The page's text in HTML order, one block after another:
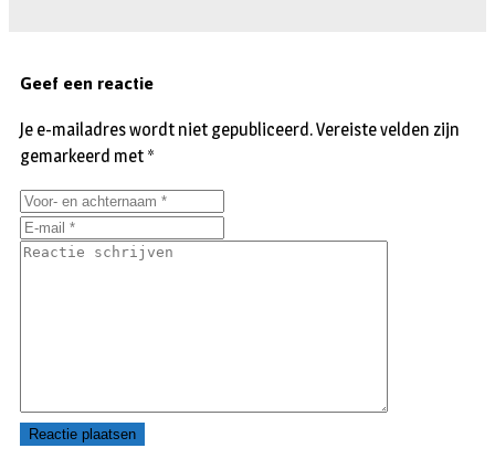
Geef een reactie
Je e-mailadres wordt niet gepubliceerd.Vereiste velden zijn
gemarkeerd met *